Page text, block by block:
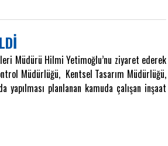
Müdürü Hilmi Yetimoğlu’nu ziyaret ederek
Müdürlüğü, Kentsel Tasarım Müdürlüğü,
planlanan kamuda çalışan inşaat